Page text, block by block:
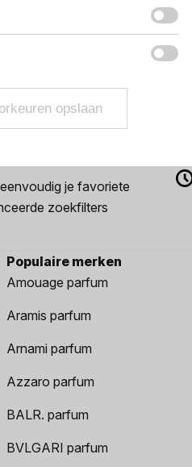
je favoriete
zoekfilters
Populaire merken
Amouage parfum
Aramis parfum
Arnami parfum
Azzaro parfum
BALR. parfum
BVLGARI parfum
opslaan